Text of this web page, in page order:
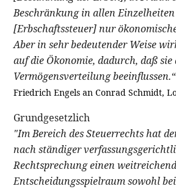
Beschränkung in allen Einzelheiten
[Erbschaftssteuer] nur
Aber in sehr bedeutender Weise
auf die Ökonomie, dadurch, daß sie
Vermögensverteilung beeinflussen.“
Friedrich Engels an Conrad Schmidt,
Grundgesetzlich
"Im Bereich des Steuerrechts hat
nach ständiger
Rechtsprechung einen
Entscheidungsspielraum sowohl